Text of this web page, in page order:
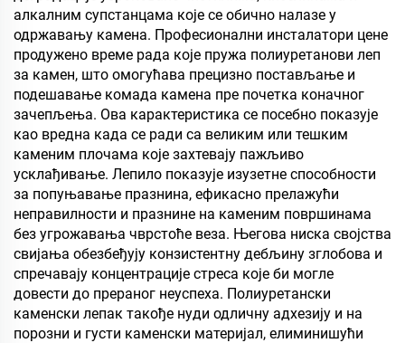
алкалним супстанцама које се обично налазе у
одржавању камена. Професионални инсталатори цене
продужено време рада које пружа полиуретанови леп
за камен, што омогућава прецизно постављање и
подешавање комада камена пре почетка коначног
зачепљења. Ова карактеристика се посебно показује
као вредна када се ради са великим или тешким
каменим плочама које захтевају пажљиво
усклађивање. Лепило показује изузетне способности
за попуњавање празнина, ефикасно прелажући
неправилности и празнине на каменим површинама
без угрожавања чврстоће веза. Његова ниска својства
свијања обезбеђују конзистентну дебљину зглобова и
спречавају концентрације стреса које би могле
довести до прераног неуспеха. Полиуретански
каменски лепак такође нуди одличну адхезију и на
порозни и густи каменски материјал, елиминишући